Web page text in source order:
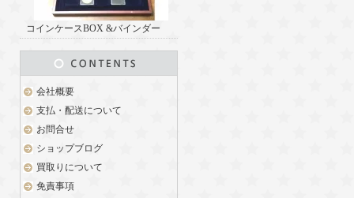
コインケースBOX &バインダー
会社概要
支払・配送について
お問合せ
ショップブログ
買取りについて
免責事項